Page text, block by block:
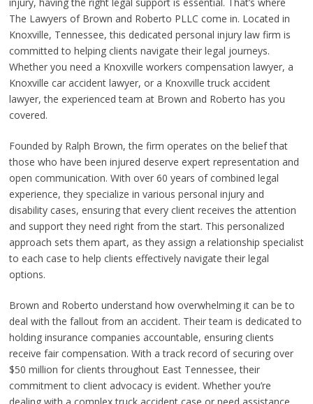
The Lawyers of Brown and Roberto PLLC come in. Located in
Knoxville, Tennessee, this dedicated personal injury law firm is
committed to helping clients navigate their legal journeys.
Whether you need a Knoxville workers compensation lawyer, a
Knoxville car accident lawyer, or a Knoxville truck accident
lawyer, the experienced team at Brown and Roberto has you
covered.
Founded by Ralph Brown, the firm operates on the belief that
those who have been injured deserve expert representation and
open communication. With over 60 years of combined legal
experience, they specialize in various personal injury and
disability cases, ensuring that every client receives the attention
and support they need right from the start. This personalized
approach sets them apart, as they assign a relationship specialist
to each case to help clients effectively navigate their legal
options.
Brown and Roberto understand how overwhelming it can be to
deal with the fallout from an accident. Their team is dedicated to
holding insurance companies accountable, ensuring clients
receive fair compensation. With a track record of securing over
$50 million for clients throughout East Tennessee, their
commitment to client advocacy is evident. Whether you’re